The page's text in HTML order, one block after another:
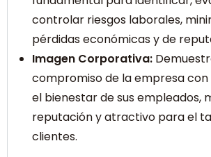
controlar riesgos laborales,
pérdidas económicas y de
Imagen Corporativa:
compromiso de la empresa con
el bienestar de sus empleados,
reputación y atractivo para el
clientes.